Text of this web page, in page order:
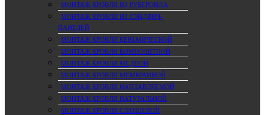
МОНТАЖ КРОВЛИ ИЗ РУБЕРОИДА
МОНТАЖ КРОВЛИ ИЗ СЭНДВИЧ-
ПАНЕЛЕЙ
МОНТАЖ КРОВЛИ КЕРАМИЧЕСКОЙ
МОНТАЖ КРОВЛИ КОМПОЗИТНОЙ
МОНТАЖ КРОВЛИ МЕДНОЙ
МОНТАЖ КРОВЛИ МЕМБРАННОЙ
МОНТАЖ КРОВЛИ НАПЛАВЛЯЕМОЙ
МОНТАЖ КРОВЛИ НАТУРАЛЬНОЙ
МОНТАЖ КРОВЛИ СЛАНЦЕВОЙ